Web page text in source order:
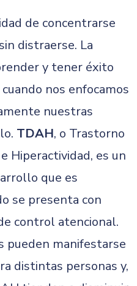
de concentrarse
distraerse. La
y tener éxito
nos enfocamos
nuestras
TDAH, o Trastorno
Hiperactividad, es un
que es
se presenta con
control atencional.
pueden manifestarse
distintas personas y,